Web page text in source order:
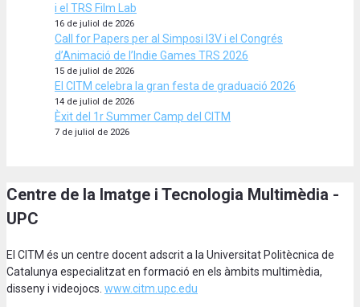
i el TRS Film Lab
16 de juliol de 2026
Call for Papers per al Simposi I3V i el Congrés
d’Animació de l’Indie Games TRS 2026
15 de juliol de 2026
El CITM celebra la gran festa de graduació 2026
14 de juliol de 2026
Èxit del 1r Summer Camp del CITM
7 de juliol de 2026
Centre de la Imatge i Tecnologia Multimèdia -
UPC
El CITM és un centre docent adscrit a la Universitat Politècnica de
Catalunya especialitzat en formació en els àmbits multimèdia,
disseny i videojocs. www.citm.upc.edu